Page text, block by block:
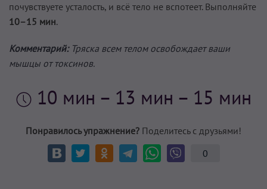
почувствуете усталость, и всё тело не вспотеет. Выполняйте
10–15 мин.
Комментарий:Тряска всем телом освобождает ваши
мышцы от токсинов.
10 мин – 13 мин – 15 мин
Понравилось упражнение? Поделитесь с друзьями!
0